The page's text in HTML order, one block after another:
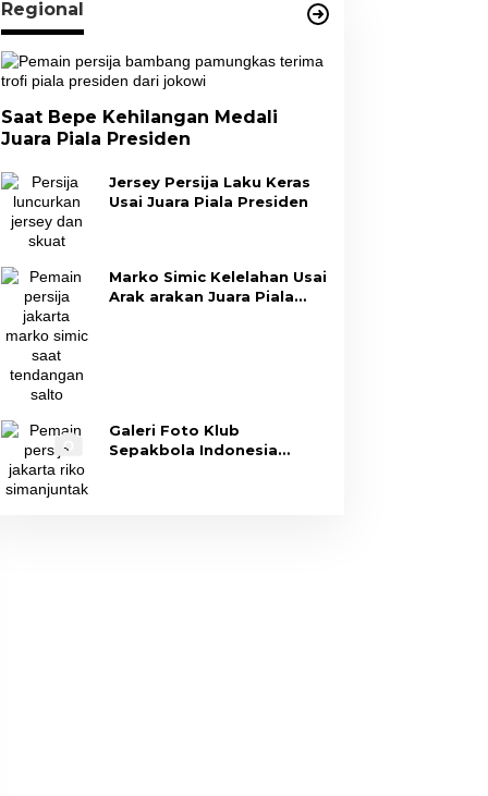
Regional
Saat Bepe Kehilangan Medali
Juara Piala Presiden
Jersey Persija Laku Keras
Usai Juara Piala Presiden
Marko Simic Kelelahan Usai
Arak arakan Juara Piala
Galeri Foto Klub
Sepakbola Indonesia